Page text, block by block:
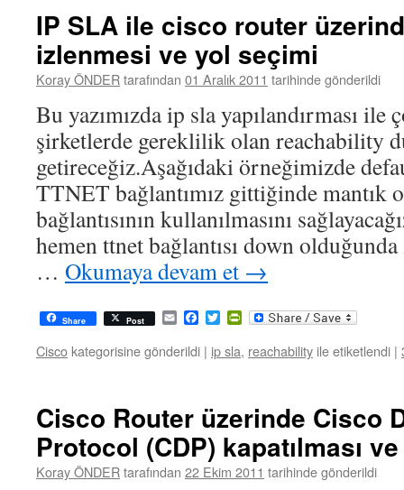
IP SLA ile cisco router
izlenmesi ve yol seçimi
Koray ÖNDERtarafından 01 Aralık 2011 tarihinde gönderildi
Bu yazımızda ip sla yapılandırması ile
şirketlerde gereklilik olan reachability
getireceğiz.Aşağıdaki örneğimizde
TTNET bağlantımız gittiğinde mantık
bağlantısının kullanılmasını
hemen ttnet bağlantısı down
… Okumaya devam et →
Share Post EmailFacebook
TwitterPrintFriendly
Cisco kategorisine gönderildi | ip sla, reachability ile etiketlendi |
Cisco Router üzerinde Cisco
Protocol (CDP) kapatılması
Koray ÖNDERtarafından 22 Ekim 2011 tarihinde gönderildi